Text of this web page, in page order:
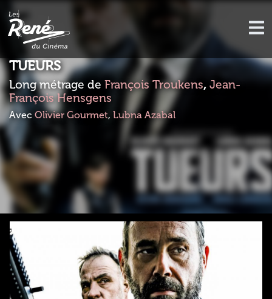
TUEURS
Long métrage de François Troukens, Jean-
François Hensgens
Avec Olivier Gourmet, Lubna Azabal